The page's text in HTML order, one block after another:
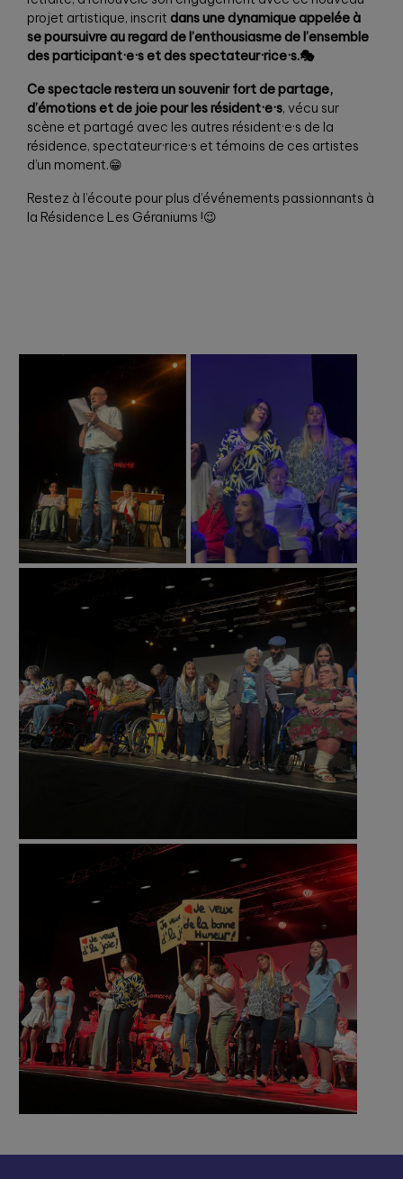
projet artistique, inscrit dans une dynamique appelée à
se poursuivre au regard de l’enthousiasme de l’ensemble
des participant·e·s et desspectateur·rice·s.🎭
Ce spectacle restera un souvenir fort de partage,
d’émotions et de joie pour les résident·e·s, vécu sur
scène et partagé avec les autres résident·e·s de la
résidence, spectateur·rice·s et témoins de ces artistes
d’un moment.😁
Restez à l’écoute pour plus d’événements passionnants à
la Résidence Les Géraniums !😉